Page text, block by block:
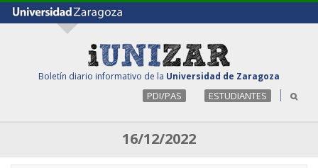
Boletín diario informativo de la Universidad de Zaragoza
PDI/PAS ESTUDIANTES
16/12/2022